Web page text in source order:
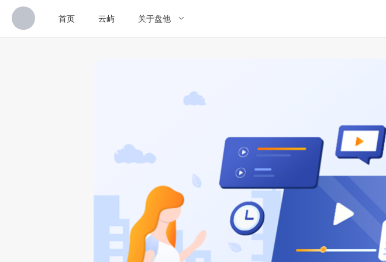
首页 云屿 关于盘他